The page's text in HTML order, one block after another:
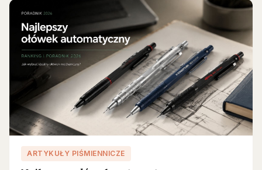
ARTYKUŁY PIŚMIENNICZE